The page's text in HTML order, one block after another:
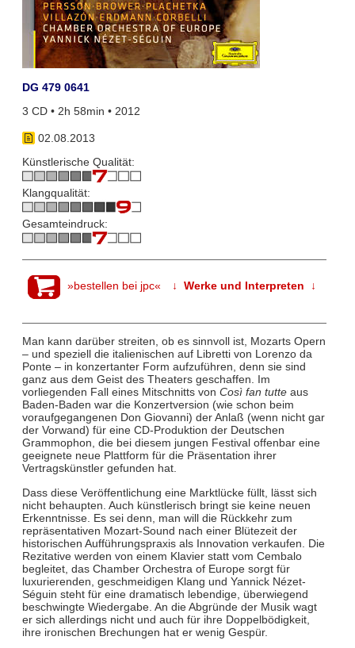
DG 479 0641
3 CD • 2h 58min • 2012
02.08.2013
Künstlerische Qualität:
Klangqualität:
Gesamteindruck:
»bestellen bei jpc« ↓ Werke und Interpreten ↓
Man kann darüber streiten, ob es sinnvoll ist, Mozarts Opern
– und speziell die italienischen auf Libretti von Lorenzo da
Ponte – in konzertanter Form aufzuführen, denn sie sind
ganz aus dem Geist des Theaters geschaffen. Im
vorliegenden Fall eines Mitschnitts von Così fan tutteaus
Baden-Baden war die Konzertversion (wie schon beim
voraufgegangenen Don Giovanni) der Anlaß (wenn nicht gar
der Vorwand) für eine CD-Produktion der Deutschen
Grammophon, die bei diesem jungen Festival offenbar eine
geeignete neue Plattform für die Präsentation ihrer
Vertragskünstler gefunden hat.
Dass diese Veröffentlichung eine Marktlücke füllt, lässt sich
nicht behaupten. Auch künstlerisch bringt sie keine neuen
Erkenntnisse. Es sei denn, man will die Rückkehr zum
repräsentativen Mozart-Sound nach einer Blütezeit der
historischen Aufführungspraxis als Innovation verkaufen. Die
Rezitative werden von einem Klavier statt vom Cembalo
begleitet, das Chamber Orchestra of Europe sorgt für
luxurierenden, geschmeidigen Klang und Yannick Nézet-
Séguin steht für eine dramatisch lebendige, überwiegend
beschwingte Wiedergabe. An die Abgründe der Musik wagt
er sich allerdings nicht und auch für ihre Doppelbödigkeit,
ihre ironischen Brechungen hat er wenig Gespür.